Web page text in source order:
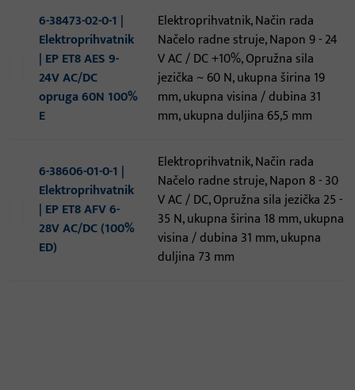
6-38473-02-0-1 |
Elektroprihvatnik
| EP ET8 AES 9-
24V AC/DC
opruga 60N 100%
E
Elektroprihvatnik, Način rada
Načelo radne struje, Napon 9 - 24
V AC / DC +10%, Opružna sila
jezička ~ 60 N, ukupna širina 19
mm, ukupna visina / dubina 31
mm, ukupna duljina 65,5 mm
6-38606-01-0-1 |
Elektroprihvatnik
| EP ET8 AFV 6-
28V AC/DC (100%
ED)
Elektroprihvatnik, Način rada
Načelo radne struje, Napon 8 - 30
V AC / DC, Opružna sila jezička 25 -
35 N, ukupna širina 18 mm, ukupna
visina / dubina 31 mm, ukupna
duljina 73 mm